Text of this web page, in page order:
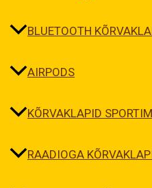
BLUETOOTH
AIRPODS
KÕRVAKLAPID
RAADIOGA